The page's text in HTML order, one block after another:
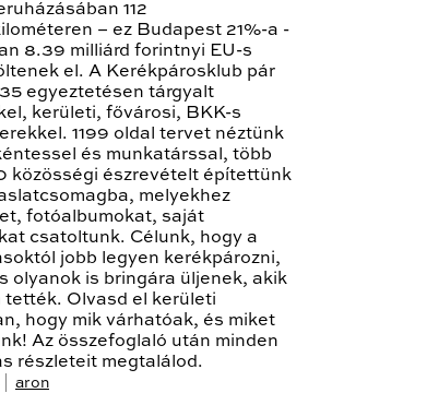
112
– ez Budapest 21%-a -
8.39 milliárd forintnyi EU-s
el. A Kerékpárosklub pár
egyeztetésen tárgyalt
kerületi, fővárosi, BKK-s
1199 oldal tervet néztünk
és munkatárssal, több
közösségi észrevételt építettünk
melyekhez
fotóalbumokat, saját
csatoltunk. Célunk, hogy a
jobb legyen kerékpározni,
olyanok is bringára üljenek, akik
tették. Olvasd el kerületi
hogy mik várhatóak, és miket
Az összefoglaló után minden
részleteit megtalálod.
| aron